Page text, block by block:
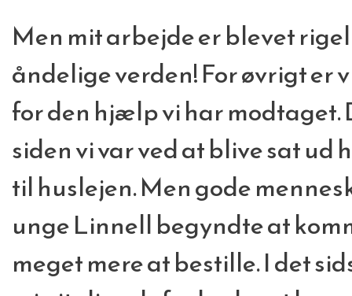
Men mit arbejde er blevet
åndelige verden! For øvrigt er
for den hjælp vi har modtaget.
siden vi var ved at blive sat
til huslejen. Men gode
unge Linnell begyndte at
meget mere at bestille. I det